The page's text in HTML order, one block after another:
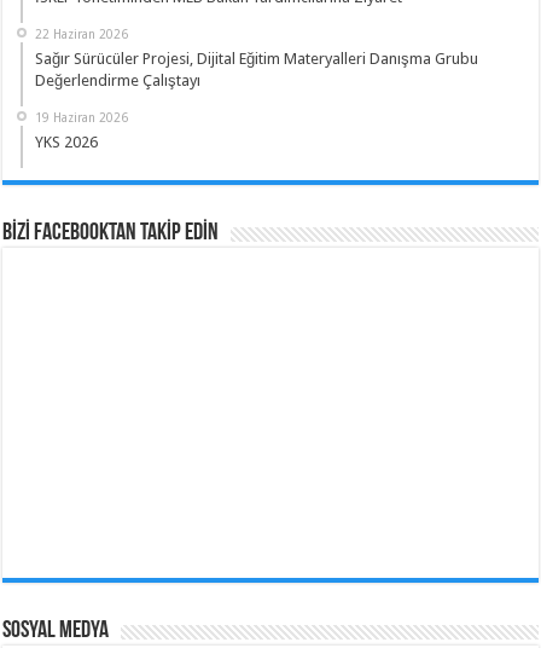
22 Haziran 2026
Sağır Sürücüler Projesi, Dijital Eğitim Materyalleri Danışma Grubu
Değerlendirme Çalıştayı
19 Haziran 2026
YKS 2026
BİZİ Facebooktan TAKİP EDİN
Sosyal Medya